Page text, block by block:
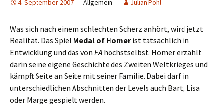
4. September 2007 Allgemein Julian Pohl
Was sich nach einem schlechten Scherz anhört, wird jetzt
Realität. Das Spiel Medal of Homerist tatsächlich in
Entwicklung und das von EA höchstselbst. Homer erzählt
darin seine eigene Geschichte des Zweiten Weltkrieges und
kämpft Seite an Seite mit seiner Familie. Dabei darf in
unterschiedlichen Abschnitten der Levels auch Bart, Lisa
oder Marge gespielt werden.